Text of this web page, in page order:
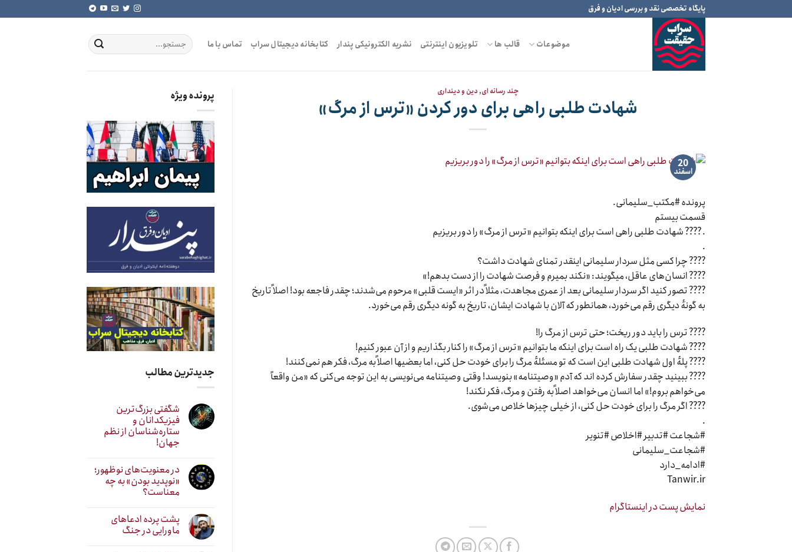
to
پایگاه تخصصی نقد و بررسی ادیان و فرق
موضوعات قالب ها تلویزیون اینترنتی نشریه الکترونیکی پندار کتابخانه دیجیتال سراب تماس با ما
چند رسانه ای,دین و دینداری
شهادت طلبی راهی برای دور کردن «ترس از مرگ»
20
اسفند
پرونده #مکتب_سلیمانی.
قسمت بیستم
. ???? شهادت طلبی راهی است برای اینکه بتوانیم «ترس از مرگ» را دور بریزیم
.
???? چرا کسی مثل سردار سلیمانی اینقدر تمنای شهادت داشت؟
???? انسان‌های عاقل، میگویند: «نکند بمیرم و فرصت شهادت را از دست بدهم!»
???? تصور کنید اگر سردار سلیمانی بعد از عمری مجاهدت، مثلاً در اثر «ایست قلبی» مرحوم می‌شدند؛ چقدر فاجعه بود! اصلاً تاریخ
به گونهٔ دیگری رقم می‌خورد، همانطور که آلان با شهادت ایشان، تاریخ به گونه دیگری رقم می‌خورد.
???? ترس را باید دور ریخت؛ حتی ترس از مرگ را!
???? شهادت طلبی یک راه است برای اینکه ما بتوانیم «ترس از مرگ» را کنار بگذاریم و از آن عبور کنیم!
???? پلهٔ اول شهادت طلبی این است که تو مسئلهٔ مرگ را برای خودت حل کنی، اما بعضیها اصلاً به مرگ، فکر هم نمی‌کنند!
???? ببینید چقدر سفارش کرده اند که آدم «وصیتنامه» بنویسد! وقتی وصیتنامه می‌نویسی به این توجه می‌کنی که «من واقعاً
می‌خواهم بروم!» اما انسان می‌خواهد اصلاً به رفتن و مرگ، فکر نکند!
???? اگر مرگ را برای خودت حل کنی، از خیلی چیزها خلاص می‌شوی.
.
#شجاعت #تدبیر #اخلاص #تنویر
#شجاعت_سلیمانی
#ادامه_دارد
Tanwir.ir
نمایش پست در اینستاگرام
پرونده ویژه
جدیدترین مطالب
شگفتی بزرگ‌ترین
فیزیکدانان و
ستاره‌شناسان از نظم
جهان!
در معنویت‌های نوظهور؛
«نوپدید بودن» به چه
معناست؟
پشت پرده ادعاهای
ماورایی در جنگ